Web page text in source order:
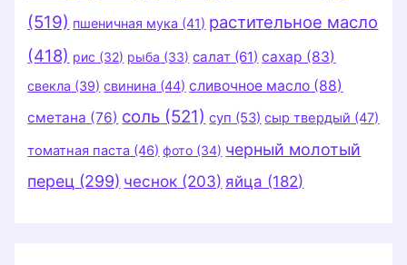
(519) пшеничная мука (41) растительное масло
(418) рис (32) рыба (33) салат (61) сахар (83)
свекла (39) свинина (44) сливочное масло (88)
сметана (76) соль (521) суп (53) сыр твердый (47)
томатная паста (46) фото (34) черный молотый
перец (299) чеснок (203) яйца (182)